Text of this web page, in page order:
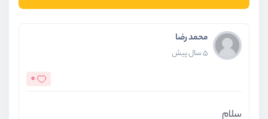
محمد رضا
5 سال پیش
0
سلام